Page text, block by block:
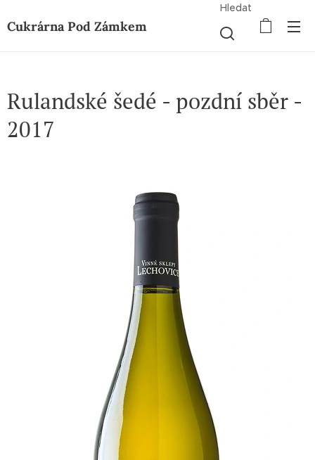
Cukrárna Pod Zámkem
Hledat
Rulandské šedé - pozdní sběr -
2017